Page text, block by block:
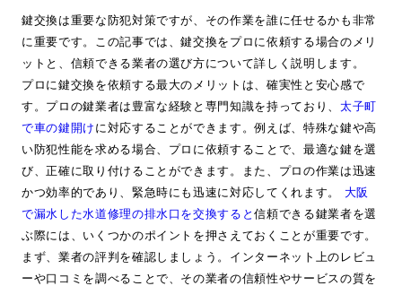
鍵交換は重要な防犯対策ですが、その作業を誰に任せるかも非常
に重要です。この記事では、鍵交換をプロに依頼する場合のメリ
ットと、信頼できる業者の選び方について詳しく説明します。
プロに鍵交換を依頼する最大のメリットは、確実性と安心感で
す。プロの鍵業者は豊富な経験と専門知識を持っており、太子町
で車の鍵開け に対応することができます。例えば、特殊な鍵や高
い防犯性能を求める場合、プロに依頼することで、最適な鍵を選
び、正確に取り付けることができます。また、プロの作業は迅速
かつ効率的であり、緊急時にも迅速に対応してくれます。
大阪
で漏水した水道修理の排水口を交換すると信頼できる鍵業者を選
ぶ際には、いくつかのポイントを押さえておくことが重要です。
まず、業者の評判を確認しましょう。インターネット上のレビュ
ーや口コミを調べることで、その業者の信頼性やサービスの質を